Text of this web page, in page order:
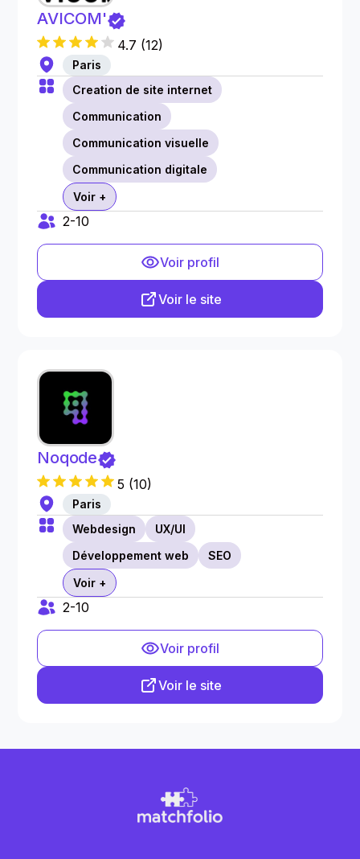
AVICOM'
4.7 (12)
Paris
Creation de site internet
Communication
Communication visuelle
Communication digitale
Voir +
2-10
Voir profil
Voir le site
Noqode
5 (10)
Paris
Webdesign
UX/UI
Développement web
SEO
Voir +
2-10
Voir profil
Voir le site